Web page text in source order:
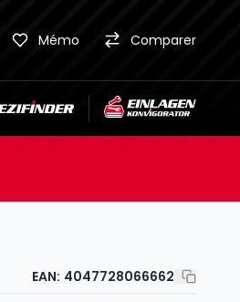
Mémo Comparer
EAN: 4047728066662